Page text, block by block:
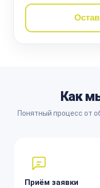
Как
Понятный процесс от
Приём заявки